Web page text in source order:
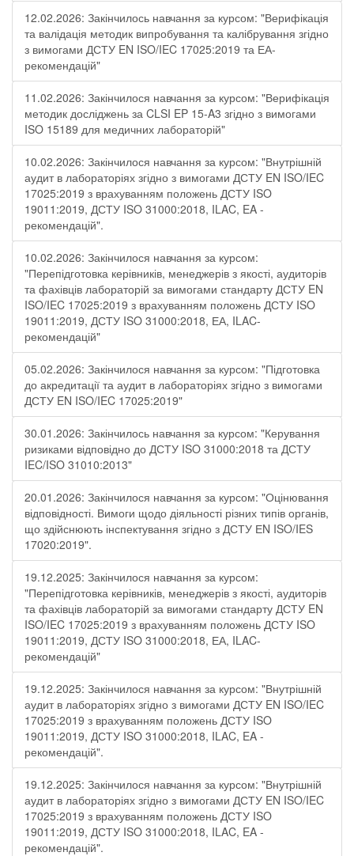
12.02.2026: Закінчилось навчання за курсом: "Верифікація
та валідація методик випробування та калібрування згідно
з вимогами ДСТУ EN ISO/IEC 17025:2019 та ЕА-
рекомендацій"
11.02.2026: Закінчилося навчання за курсом: "Верифікація
методик досліджень за CLSI EP 15-A3 згідно з вимогами
ISO 15189 для медичних лабораторій"
10.02.2026: Закінчилося навчання за курсом: "Внутрішній
аудит в лабораторіях згідно з вимогами ДСТУ EN ISO/IEC
17025:2019 з врахуванням положень ДСТУ ISO
19011:2019, ДСТУ ISO 31000:2018, ILAC, EA -
рекомендацій".
10.02.2026: Закінчилося навчання за курсом:
"Перепідготовка керівників, менеджерів з якості, аудиторів
та фахівців лабораторій за вимогами стандарту ДСТУ EN
ISO/IEC 17025:2019 з врахуванням положень ДСТУ ISO
19011:2019, ДСТУ ISO 31000:2018, ЕА, ILAC-
рекомендацій"
05.02.2026: Закінчилося навчання за курсом: "Підготовка
до акредитації та аудит в лабораторіях згідно з вимогами
ДСТУ EN ISO/IEC 17025:2019"
30.01.2026: Закінчилось навчання за курсом: "Керування
ризиками відповідно до ДСТУ ISO 31000:2018 та ДСТУ
IEC/ISO 31010:2013"
20.01.2026: Закінчилося навчання за курсом: "Оцінювання
відповідності. Вимоги щодо діяльності різних типів органів,
що здійснюють інспектування згідно з ДСТУ ЕN ISO/IES
17020:2019".
19.12.2025: Закінчилося навчання за курсом:
"Перепідготовка керівників, менеджерів з якості, аудиторів
та фахівців лабораторій за вимогами стандарту ДСТУ EN
ISO/IEC 17025:2019 з врахуванням положень ДСТУ ISO
19011:2019, ДСТУ ISO 31000:2018, ЕА, ILAC-
рекомендацій"
19.12.2025: Закінчилося навчання за курсом: "Внутрішній
аудит в лабораторіях згідно з вимогами ДСТУ EN ISO/IEC
17025:2019 з врахуванням положень ДСТУ ISO
19011:2019, ДСТУ ISO 31000:2018, ILAC, EA -
рекомендацій".
19.12.2025: Закінчилося навчання за курсом: "Внутрішній
аудит в лабораторіях згідно з вимогами ДСТУ EN ISO/IEC
17025:2019 з врахуванням положень ДСТУ ISO
19011:2019, ДСТУ ISO 31000:2018, ILAC, EA -
рекомендацій".